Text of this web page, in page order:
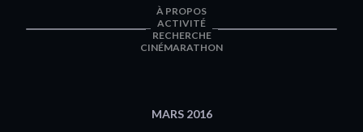
À PROPOS
ACTIVITÉ
RECHERCHE
CINÉMARATHON
MARS 2016